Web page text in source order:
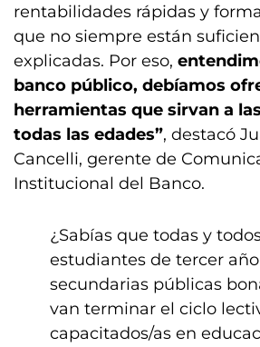
rentabilidades rápidas y
que no siempre están
explicadas. Por eso,
banco público, debíamos
herramientas que sirvan a
todas las edades”, destacó
Cancelli, gerente de
Institucional del Banco.
¿Sabías que todas y
estudiantes de tercer
secundarias públicas
van terminar el ciclo
capacitados/as en